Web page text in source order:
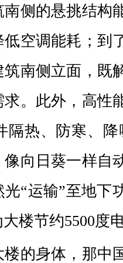
侧的悬挑结构
空调能耗；到
南侧立面，既
。此外，高性
隔热、防寒、降
向日葵一样自
“运输”至地下
楼节约5500度
身体，那中